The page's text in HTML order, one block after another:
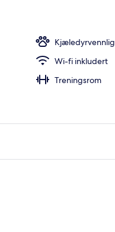
Kjæledyrvennlig
Wi-fi inkludert
Treningsrom